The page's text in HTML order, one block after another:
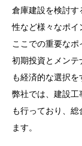
倉庫建設を検討す
性など様々なポイ
ここでの重要なポ
初期投資とメンテ
も経済的な選択を
弊社では、建設工
も行っており、
ます。